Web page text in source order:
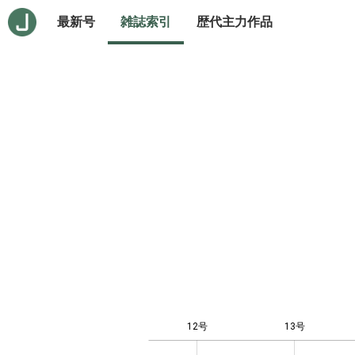
最新号 雑誌索引 歴代主力作品
12号 13号